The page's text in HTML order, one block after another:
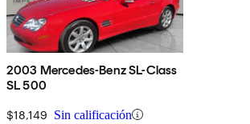
2003 Mercedes-Benz SL-Class
SL 500
$18,149 Sin calificación